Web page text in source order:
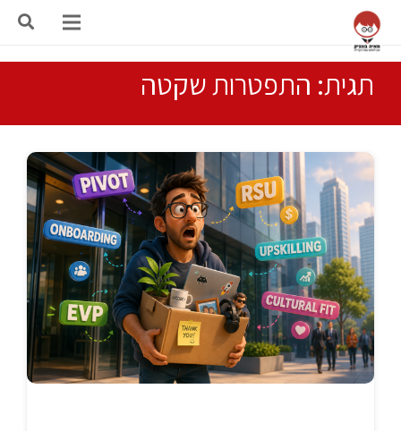
תגית: התפטרות שקטה